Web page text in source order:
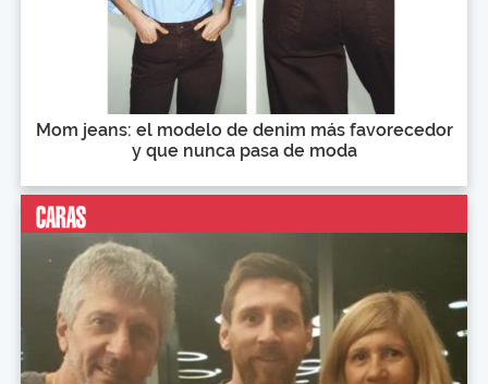
Mom jeans: el modelo de denim más favorecedor
y que nunca pasa de moda